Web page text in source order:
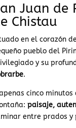
Juan
Chistau
en el corazón
pueblo del
y su
.
cinco
paisaje,
entre prados y